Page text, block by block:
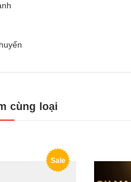
hành 24
trả Trong
chuyển Nhanh
cùng loại
Sale